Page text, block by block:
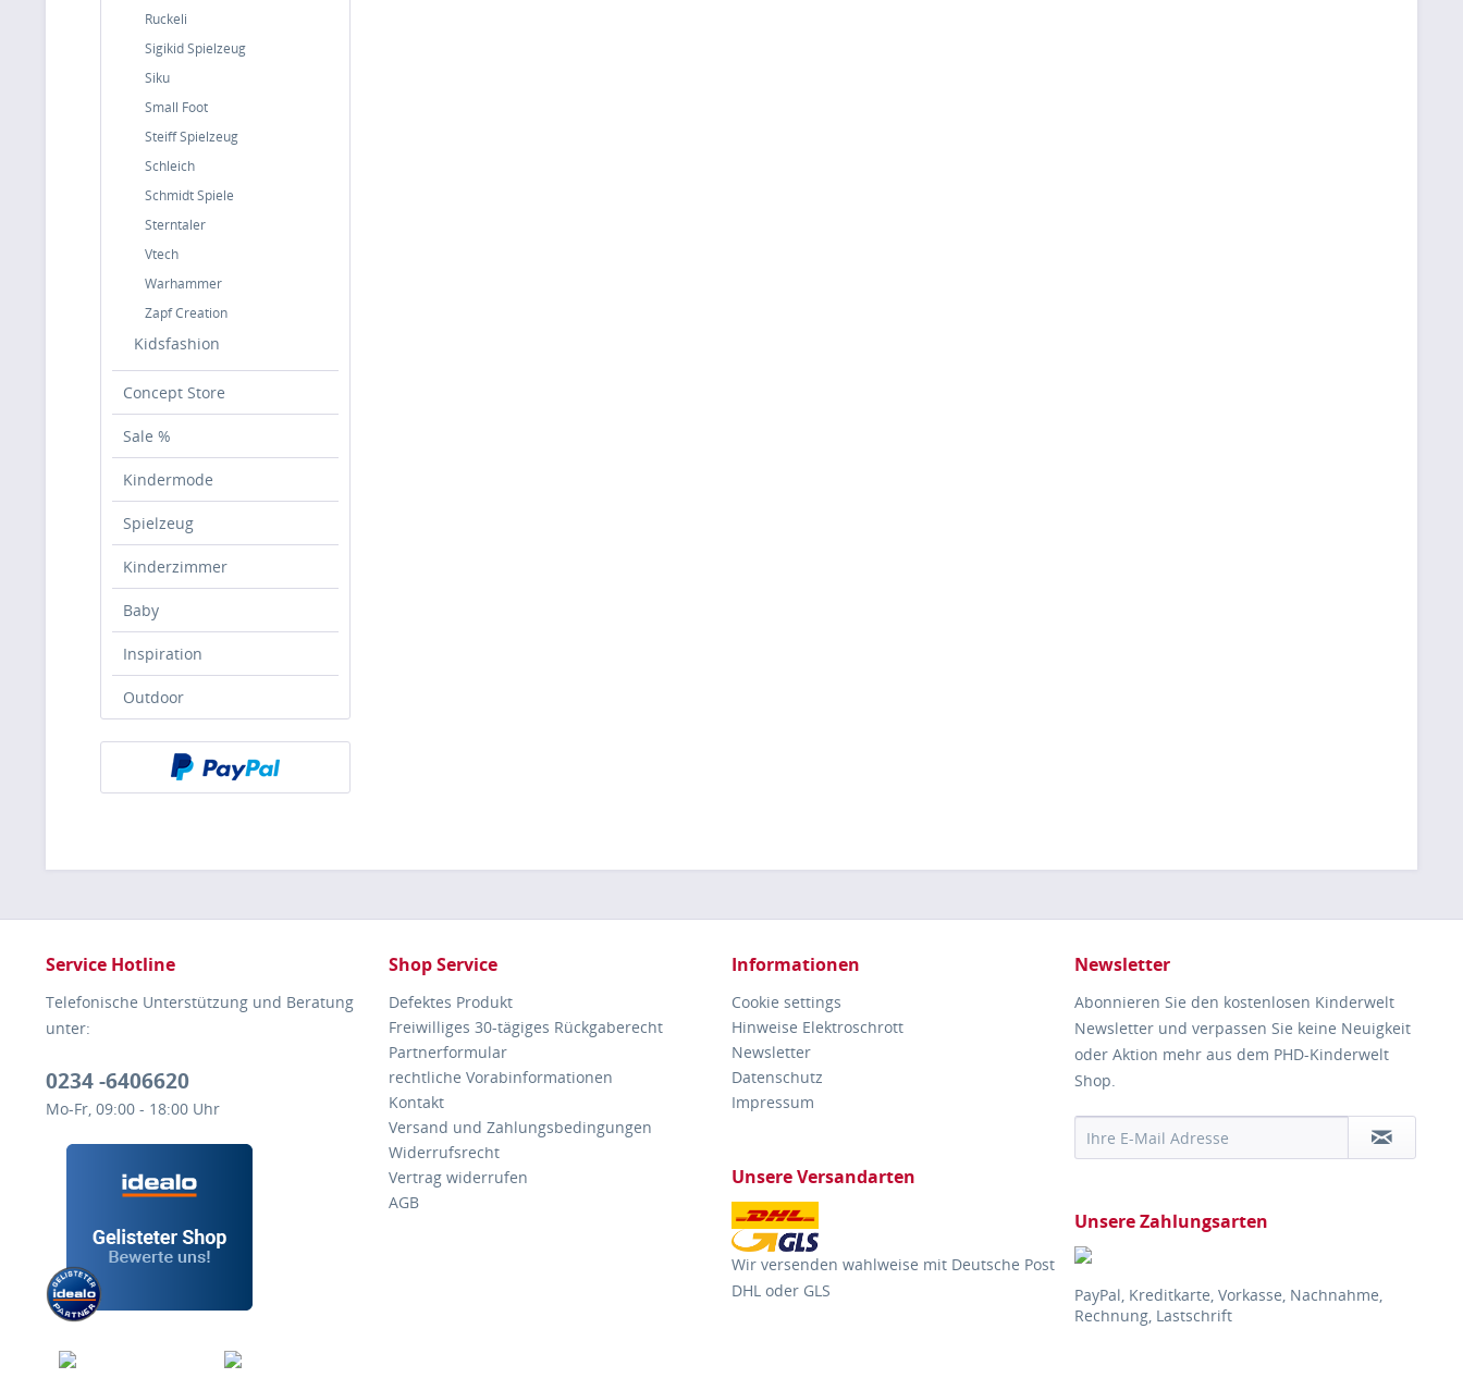
Ruckeli
Sigikid Spielzeug
Siku
Small Foot
Steiff Spielzeug
Schleich
Schmidt Spiele
Sterntaler
Vtech
Warhammer
Zapf Creation
Kidsfashion
Concept Store
Sale %
Kindermode
Spielzeug
Kinderzimmer
Baby
Inspiration
Outdoor
Service Hotline
Telefonische Unterstützung und Beratung
unter:
0234 -6406620
Mo-Fr, 09:00 - 18:00 Uhr
Shop Service
Defektes Produkt
Freiwilliges 30-tägiges Rückgaberecht
Partnerformular
rechtliche Vorabinformationen
Kontakt
Versand und Zahlungsbedingungen
Widerrufsrecht
Vertrag widerrufen
AGB
Informationen
Cookie settings
Hinweise Elektroschrott
Newsletter
Datenschutz
Impressum
Unsere Versandarten
Wir versenden wahlweise mit Deutsche Post
DHL oder GLS
Newsletter
Abonnieren Sie den kostenlosen Kinderwelt
Newsletter und verpassen Sie keine Neuigkeit
oder Aktion mehr aus dem PHD-Kinderwelt
Shop.
Unsere Zahlungsarten
PayPal, Kreditkarte, Vorkasse, Nachnahme,
Rechnung, Lastschrift